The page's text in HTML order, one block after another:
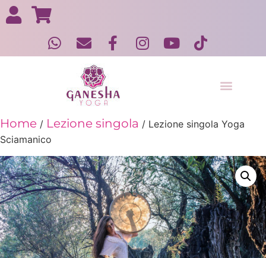
Home / Lezione singola / Lezione singola Yoga
Sciamanico